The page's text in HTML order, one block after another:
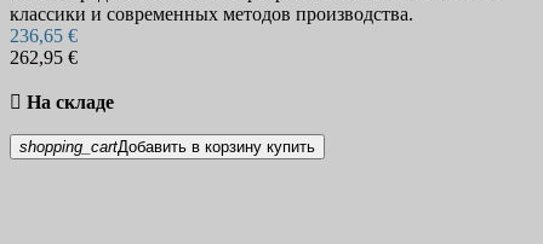
классики и современных методов производства.
236,65 €
262,95 €
 На складе
shopping_cartДобавить в корзину купить